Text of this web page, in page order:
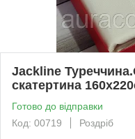
Jackline
скатертина
Готово до відправки
Код: 00719
Роздріб